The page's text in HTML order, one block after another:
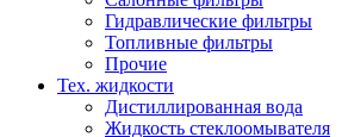
Гидравлические фильтры
Топливные фильтры
Прочие
Тех. жидкости
Дистиллированная вода
Жидкость стеклоомывателя